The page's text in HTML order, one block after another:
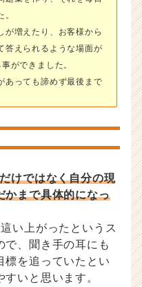
が増えたり、お客様から
答えられるような場面が
ができました。
あっても諦めず最後まで
けではなく自分の現
かまで具体的になっ
い上がったというス
で、聞き手の耳にも
標を追っていたとい
いと思います。